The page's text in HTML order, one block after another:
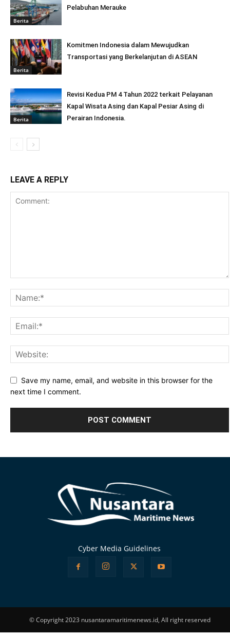
Berita
Pelabuhan Merauke
Berita
Komitmen Indonesia dalam Mewujudkan
Transportasi yang Berkelanjutan di ASEAN
Berita
Revisi Kedua PM 4 Tahun 2022 terkait Pelayanan
Kapal Wisata Asing dan Kapal Pesiar Asing di
Perairan Indonesia.
LEAVE A REPLY
Save my name, email, and website in this browser for the
next time I comment.
Cyber Media Guidelines
© Copyright 2023 nusantaramaritimenews.id, All right reserved